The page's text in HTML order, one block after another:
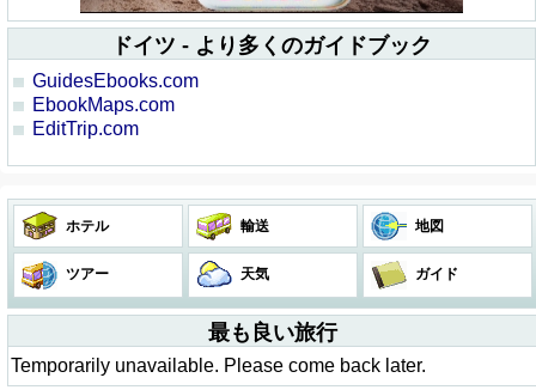
ドイツ - より多くのガイドブック
GuidesEbooks.com
EbookMaps.com
EditTrip.com
ホテル 輸送 地図
ツアー 天気 ガイド
最も良い旅行
Temporarily unavailable. Please come back later.